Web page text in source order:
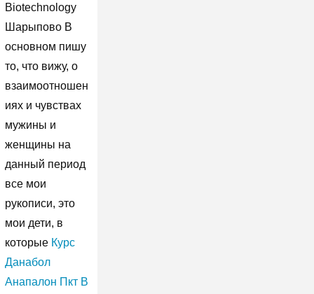
Biotechnology
Шарыпово В
основном пишу
то, что вижу, о
взаимоотношен
иях и чувствах
мужины и
женщины на
данный период
все мои
рукописи, это
мои дети, в
которые Курс
Данабол
Анапалон Пкт В